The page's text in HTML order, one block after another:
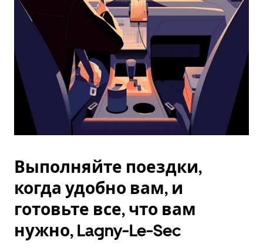
Выполняйте поездки,
когда удобно вам, и
готовьте все, что вам
нужно, Lagny-Le-Sec